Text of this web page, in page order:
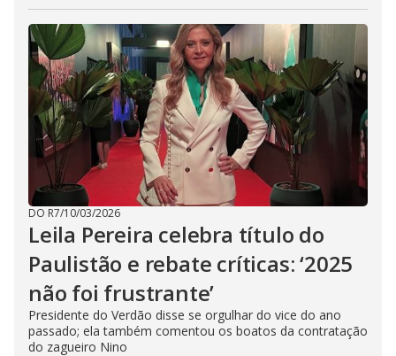
DO R7/10/03/2026
Leila Pereira celebra título do
Paulistão e rebate críticas: ‘2025
não foi frustrante’
Presidente do Verdão disse se orgulhar do vice do ano
passado; ela também comentou os boatos da contratação
do zagueiro Nino